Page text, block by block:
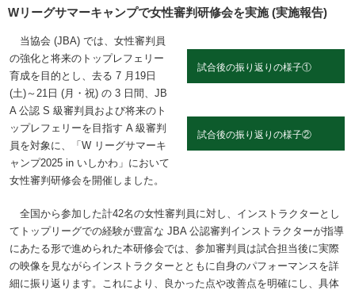
Wリーグサマーキャンプで女性審判研修会を実施 (実施報告)
試合後の振り返りの様子①
試合後の振り返りの様子②
当協会 (JBA) では、女性審判員
の強化と将来のトップレフェリー
育成を目的とし、去る 7 月19日
(土)～21日 (月・祝) の 3 日間、JB
A 公認 S 級審判員および将来のト
ップレフェリーを目指す A 級審判
員を対象に、「W リーグサマーキ
ャンプ2025 in いしかわ」において
女性審判研修会を開催しました。
全国から参加した計42名の女性審判員に対し、インストラクターとし
てトップリーグでの経験が豊富な JBA 公認審判インストラクターが指導
にあたる形で進められた本研修会では、参加審判員は試合担当後に実際
の映像を見ながらインストラクターとともに自身のパフォーマンスを詳
細に振り返ります。これにより、良かった点や改善点を明確にし、具体